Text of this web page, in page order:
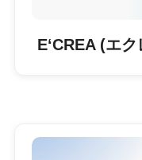
E‘CREA (エ